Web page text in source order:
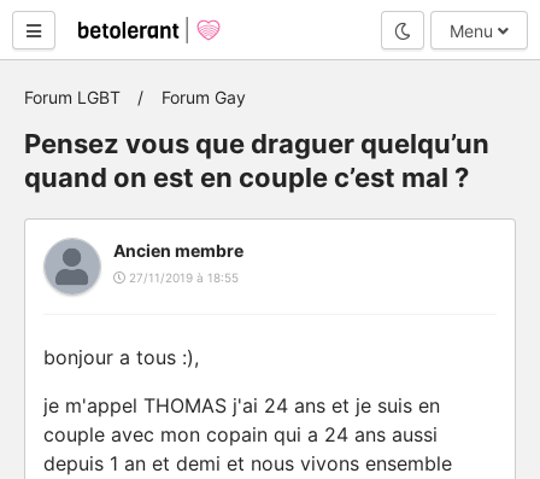
Mode nuit
Menu
Forum LGBT Forum Gay
Pensez vous que draguer quelqu’un
quand on est en couple c’est mal ?
Ancien membre
27/11/2019 à 18:55
bonjour a tous :),
je m'appel THOMAS j'ai 24 ans et je suis en
couple avec mon copain qui a 24 ans aussi
depuis 1 an et demi et nous vivons ensemble